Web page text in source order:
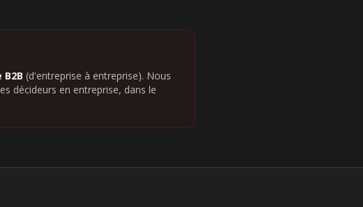
(d'entreprise à entreprise). Nous
décideurs en entreprise, dans le